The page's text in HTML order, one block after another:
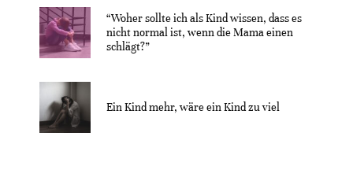
“Woher sollte ich als Kind wissen, dass es
nicht normal ist, wenn die Mama einen
schlägt?”
Ein Kind mehr, wäre ein Kind zu viel